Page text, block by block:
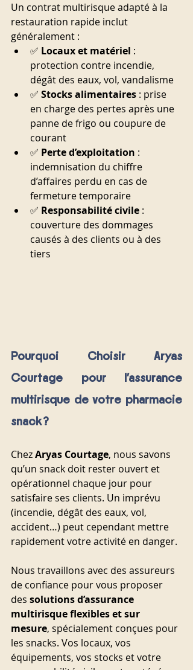
Un contrat multirisque adapté à la
restauration rapide inclut
généralement :
✅ Locaux et matériel :
protection contre incendie,
dégât des eaux, vol, vandalisme
✅ Stocks alimentaires : prise
en charge des pertes après une
panne de frigo ou coupure de
courant
✅ Perte d’exploitation :
indemnisation du chiffre
d’affaires perdu en cas de
fermeture temporaire
✅ Responsabilité civile :
couverture des dommages
causés à des clients ou à des
tiers
Pourquoi Choisir Aryas
Courtage pour l'assurance
multirisque de votre pharmacie
snack ?
Chez Aryas Courtage, nous savons
qu’un snack doit rester ouvert et
opérationnel chaque jour pour
satisfaire ses clients. Un imprévu
(incendie, dégât des eaux, vol,
accident…) peut cependant mettre
rapidement votre activité en danger.
Nous travaillons avec des assureurs
de confiance pour vous proposer
des solutions d’assurance
multirisque flexibles et sur
mesure, spécialement conçues pour
les snacks. Vos locaux, vos
équipements, vos stocks et votre